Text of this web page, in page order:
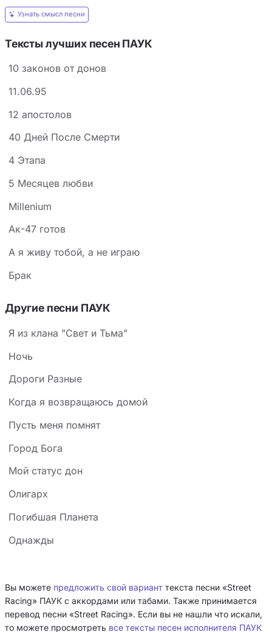
Узнать смысл песни
Тексты лучших песен ПАУК
10 законов от донов
11.06.95
12 апостолов
40 Дней После Смерти
4 Этапа
5 Месяцев любви
Millenium
Ак-47 готов
А я живу тобой, а не играю
Брак
Другие песни ПАУК
Я из клана "Свет и Тьма"
Ночь
Дороги Разные
Когда я возвращаюсь домой
Пусть меня помнят
Город Бога
Мой статус дон
Олигарх
Погибшая Планета
Однажды
Вы можете предложить свой вариант текста песни «Street
Racing» ПАУК с аккордами или табами. Также принимается
перевод песни «Street Racing». Если вы не нашли что искали,
то можете просмотреть все тексты песен исполнителя ПАУК